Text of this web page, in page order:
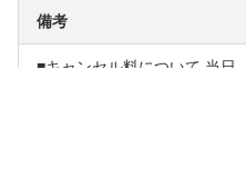
備考
■キャンセル料について 当